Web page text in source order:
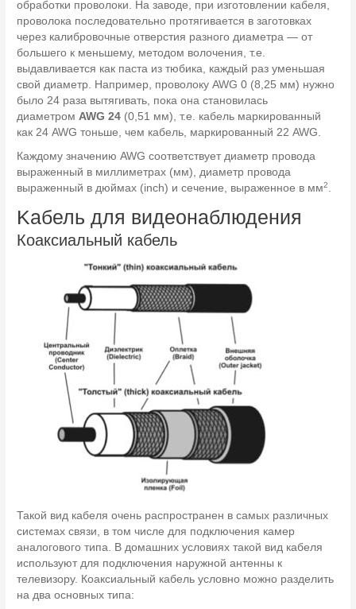
обработки проволоки. На заводе, при изготовлении кабеля,
проволока последовательно протягивается в заготовках
через калибровочные отверстия разного диаметра — от
большего к меньшему, методом волочения, т.е.
выдавливается как паста из тюбика, каждый раз уменьшая
свой диаметр. Например, проволоку AWG 0 (8,25 мм) нужно
было 24 раза вытягивать, пока она становилась
диаметром AWG 24 (0,51 мм), т.е. кабель маркированный
как 24 AWG тоньше, чем кабель, маркированный 22 AWG.
Каждому значению AWG соответствует диаметр провода
выраженный в миллиметрах (мм), диаметр провода
выраженный в дюймах (inch) и сечение, выраженное в мм2
Kабель для видеонаблюдения
Коаксиальный кабель
Такой вид кабеля очень распространен в самых различных
системах связи, в том числе для подключения камер
аналогового типа. В домашних условиях такой вид кабеля
используют для подключения наружной антенны к
телевизору. Коаксиальный кабель условно можно разделить
на два основных типа: